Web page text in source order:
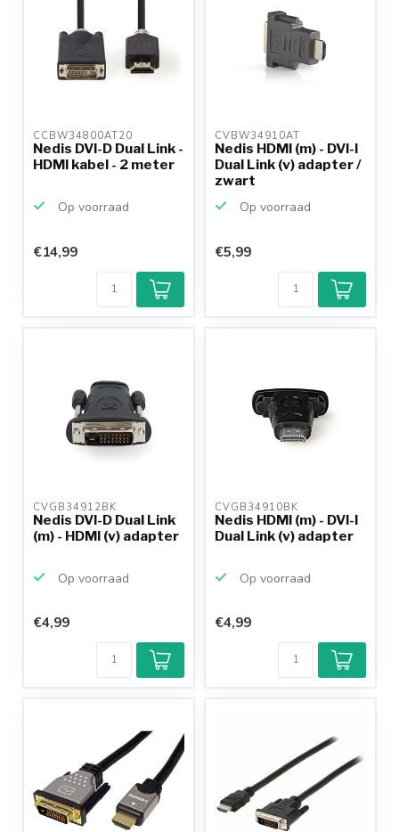
CCBW34800AT20
Nedis DVI-D Dual Link -
HDMI kabel - 2 meter
Op voorraad
€14,99
CVBW34910AT
Nedis HDMI (m) - DVI-I
Dual Link (v) adapter /
zwart
Op voorraad
€5,99
CVGB34912BK
Nedis DVI-D Dual Link
(m) - HDMI (v) adapter
Op voorraad
€4,99
CVGB34910BK
Nedis HDMI (m) - DVI-I
Dual Link (v) adapter
Op voorraad
€4,99